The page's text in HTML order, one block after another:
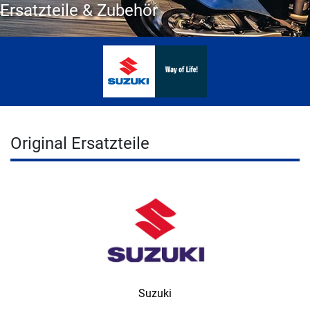
Ersatzteile & Zubehör
Original Ersatzteile
Suzuki